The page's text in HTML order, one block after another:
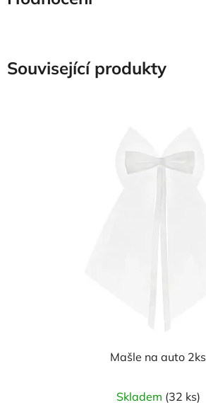
Související produkty
Mašle na auto 2ks
Skladem (32 ks)